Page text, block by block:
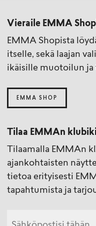
Vieraile EMMA
EMMA Shopista
itselle, sekä laajan
ikäisille muotoilun ja
EMMA SHOP
Tilaa EMMAn
Tilaamalla EMMAn
ajankohtaisten
tietoa erityisesti
tapahtumista ja